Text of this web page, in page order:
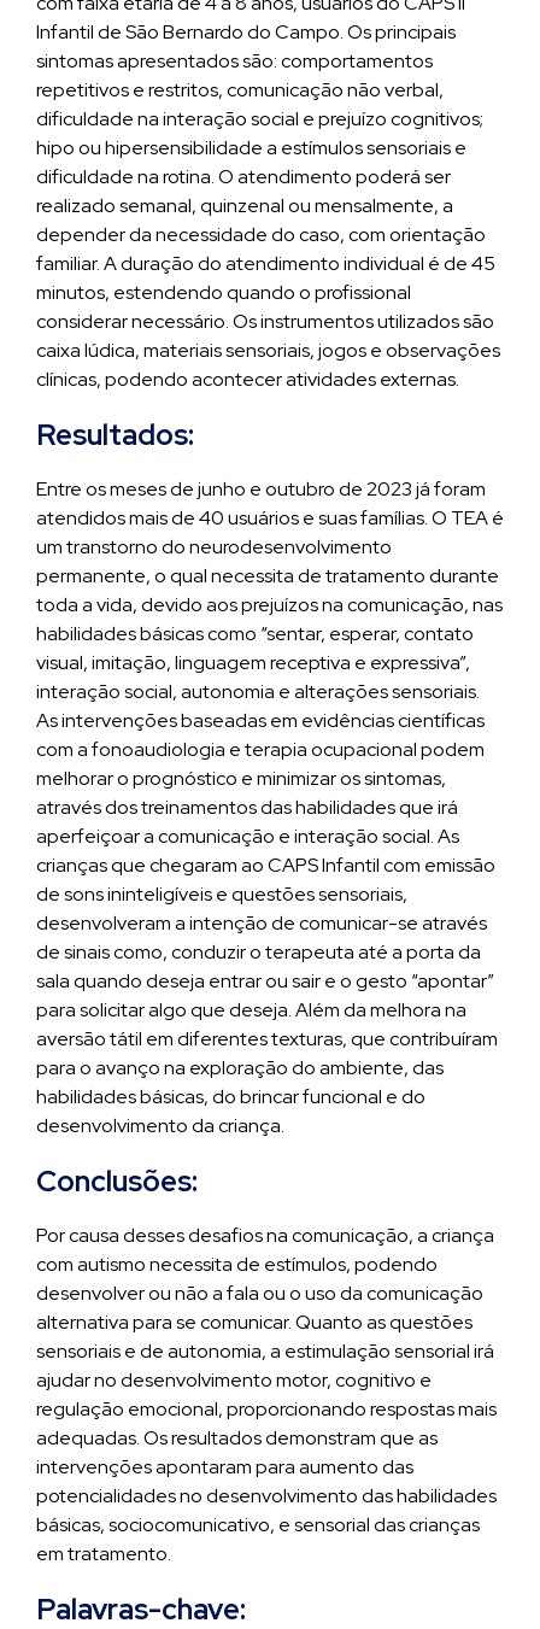
Infantil de São Bernardo do Campo. Os principais
sintomas apresentados são: comportamentos
repetitivos e restritos, comunicação não verbal,
dificuldade na interação social e prejuízo cognitivos;
hipo ou hipersensibilidade a estímulos sensoriais e
dificuldade na rotina. O atendimento poderá ser
realizado semanal, quinzenal ou mensalmente, a
depender da necessidade do caso, com orientação
familiar. A duração do atendimento individual é de 45
minutos, estendendo quando o profissional
considerar necessário. Os instrumentos utilizados são
caixa lúdica, materiais sensoriais, jogos e observações
clínicas, podendo acontecer atividades externas.
Resultados:
Entre os meses de junho e outubro de 2023 já foram
atendidos mais de 40 usuários e suas famílias. O TEA é
um transtorno do neurodesenvolvimento
permanente, o qual necessita de tratamento durante
toda a vida, devido aos prejuízos na comunicação, nas
habilidades básicas como “sentar, esperar, contato
visual, imitação, linguagem receptiva e expressiva”,
interação social, autonomia e alterações sensoriais.
As intervenções baseadas em evidências científicas
com a fonoaudiologia e terapia ocupacional podem
melhorar o prognóstico e minimizar os sintomas,
através dos treinamentos das habilidades que irá
aperfeiçoar a comunicação e interação social. As
crianças que chegaram ao CAPS Infantil com emissão
de sons ininteligíveis e questões sensoriais,
desenvolveram a intenção de comunicar-se através
de sinais como, conduzir o terapeuta até a porta da
sala quando deseja entrar ou sair e o gesto “apontar”
para solicitar algo que deseja. Além da melhora na
aversão tátil em diferentes texturas, que contribuíram
para o avanço na exploração do ambiente, das
habilidades básicas, do brincar funcional e do
desenvolvimento da criança.
Conclusões:
Por causa desses desafios na comunicação, a criança
com autismo necessita de estímulos, podendo
desenvolver ou não a fala ou o uso da comunicação
alternativa para se comunicar. Quanto as questões
sensoriais e de autonomia, a estimulação sensorial irá
ajudar no desenvolvimento motor, cognitivo e
regulação emocional, proporcionando respostas mais
adequadas. Os resultados demonstram que as
intervenções apontaram para aumento das
potencialidades no desenvolvimento das habilidades
básicas, sociocomunicativo, e sensorial das crianças
em tratamento.
Palavras-chave: